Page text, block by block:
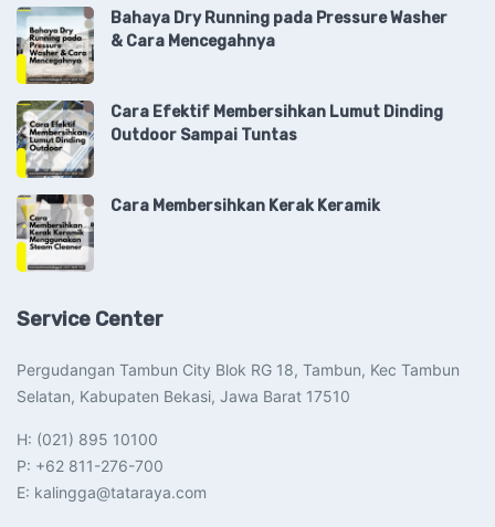
Bahaya Dry Running pada Pressure Washer
& Cara Mencegahnya
Cara Efektif Membersihkan Lumut Dinding
Outdoor Sampai Tuntas
Cara Membersihkan Kerak Keramik
Service Center
Pergudangan Tambun City Blok RG 18, Tambun, Kec Tambun
Selatan, Kabupaten Bekasi, Jawa Barat 17510​
H: (021) 895 10100
P: +62 811-276-700
E: kalingga@tataraya.com